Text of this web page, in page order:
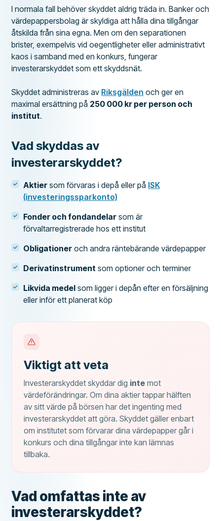
I normala fall behöver skyddet aldrig träda in. Banker och
värdepappersbolag är skyldiga att hålla dina tillgångar
åtskilda från sina egna. Men om den separationen
brister, exempelvis vid oegentligheter eller administrativt
kaos i samband med en konkurs, fungerar
investerarskyddet som ett skyddsnät.
Skyddet administreras av Riksgälden och ger en
maximal ersättning på 250 000 kr per person och
institut.
Vad skyddas av
investerarskyddet?
Aktier som förvaras i depå eller på ISK
(investeringssparkonto)
Fonder och fondandelar som är
förvaltarregistrerade hos ett institut
Obligationer och andra räntebärande värdepapper
Derivatinstrument som optioner och terminer
Likvida medel som ligger i depån efter en försäljning
eller inför ett planerat köp
Viktigt att veta
Investerarskyddet skyddar dig inte mot
värdeförändringar. Om dina aktier tappar hälften
av sitt värde på börsen har det ingenting med
investerarskyddet att göra. Skyddet gäller enbart
om institutet som förvarar dina värdepapper går i
konkurs och dina tillgångar inte kan lämnas
tillbaka.
Vad omfattas inte av
investerarskyddet?